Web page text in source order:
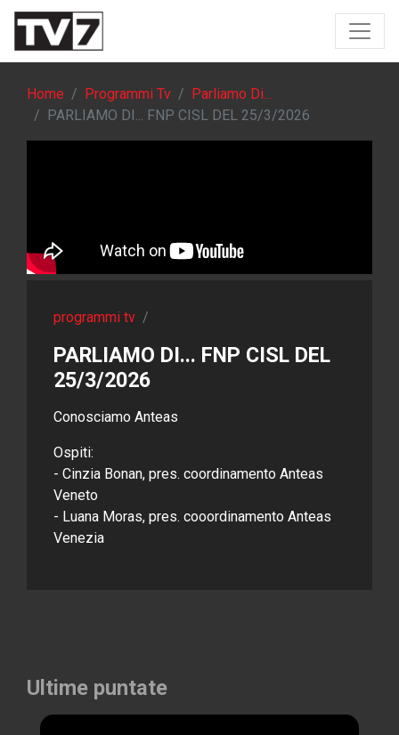
Home Programmi Tv
Parliamo Di...
PARLIAMO DI... FNP CISL DEL 25/3/2026
programmi tv /
PARLIAMO DI... FNP CISL DEL
25/3/2026
Conosciamo Anteas
Ospiti:
- Cinzia Bonan, pres. coordinamento Anteas
Veneto
- Luana Moras, pres. cooordinamento Anteas
Venezia
Ultime puntate